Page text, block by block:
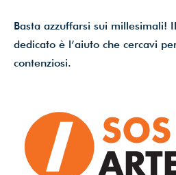
Basta azzuffarsi sui millesimali!
dedicato è l’aiuto che cercavi
contenziosi.